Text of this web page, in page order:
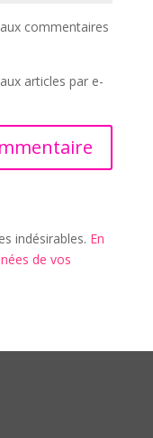
commentaires
articles par e-
indésirables. En
de vos